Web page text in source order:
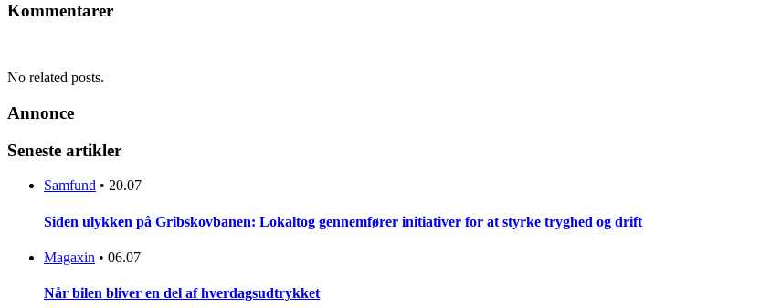
Kommentarer
No related posts.
Annonce
Seneste artikler
Samfund • 20.07
Siden ulykken på Gribskovbanen: Lokaltog gennemfører initiativer for at styrke tryghed og drift
Magaxin • 06.07
Når bilen bliver en del af hverdagsudtrykket